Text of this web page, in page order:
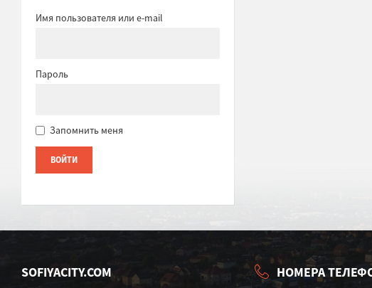
Имя пользователя или e-mail
Пароль
Запомнить меня
SOFIYACITY.COM НОМЕРА